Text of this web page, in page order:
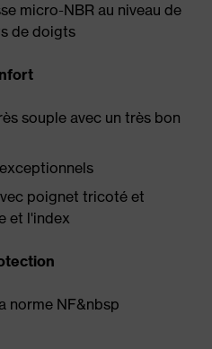
micro-NBR au niveau de
de doigts
souple avec un très bon
poignet tricoté et
et l'index
norme NF&nbsp